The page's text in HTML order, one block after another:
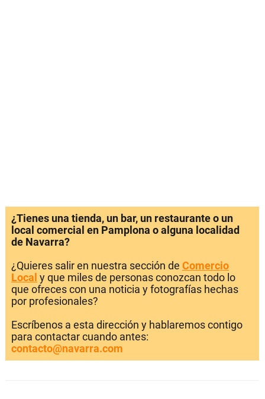
¿Tienes una tienda, un bar, un restaurante o un
local comercial en Pamplona o alguna localidad
de Navarra?
¿Quieres salir en nuestra sección de Comercio
Local y que miles de personas conozcan todo lo
que ofreces con una noticia y fotografías hechas
por profesionales?
Escríbenos a esta dirección y hablaremos contigo
para contactar cuando antes:
contacto@navarra.com